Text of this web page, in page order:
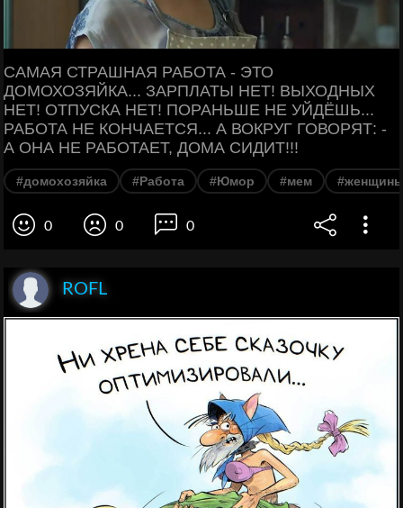
САМАЯ СТРАШНАЯ РАБОТА - ЭТО
ДОМОХОЗЯЙКА... ЗАРПЛАТЫ НЕТ! ВЫХОДНЫХ
НЕТ! ОТПУСКА НЕТ! ПОРАНЬШЕ НЕ УЙДЁШЬ...
РАБОТА НЕ КОНЧАЕТСЯ... А ВОКРУГ ГОВОРЯТ: -
А ОНА НЕ РАБОТАЕТ, ДОМА СИДИТ!!!
#домохозяйка #Работа #Юмор #мем
0 0 0
ROFL